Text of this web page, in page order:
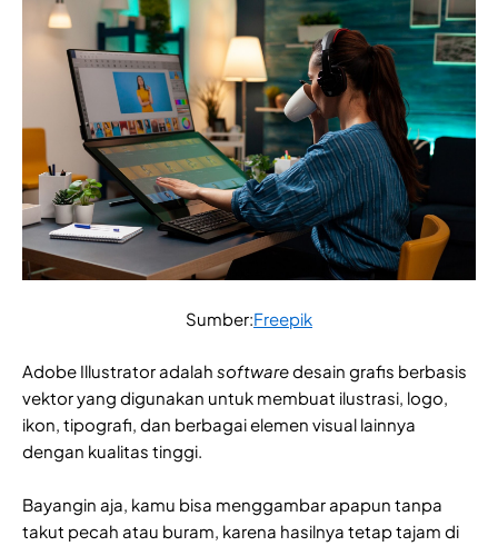
Sumber:Freepik
Adobe Illustrator adalah softwaredesain grafis berbasis
vektor yang digunakan untuk membuat ilustrasi, logo,
ikon, tipografi, dan berbagai elemen visual lainnya
dengan kualitas tinggi.
Bayangin aja, kamu bisa menggambar apapun tanpa
takut pecah atau buram, karena hasilnya tetap tajam di